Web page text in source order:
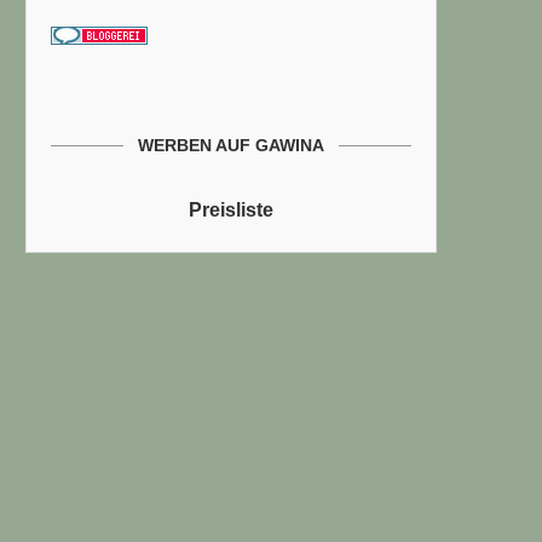
WERBEN AUF GAWINA
Preisliste